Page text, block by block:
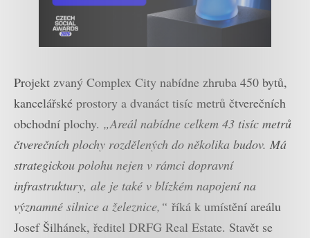
Projekt zvaný Complex City nabídne zhruba 450 bytů,
kancelářské prostory a dvanáct tisíc metrů čtverečních
obchodní plochy. „Areál nabídne celkem 43 tisíc metrů
čtverečních plochy rozdělených do několika budov. Má
strategickou polohu nejen v rámci dopravní
infrastruktury, ale je také v blízkém napojení na
významné silnice a železnice,“ říká k umístění areálu
Josef Šilhánek, ředitel DRFG Real Estate. Stavět se